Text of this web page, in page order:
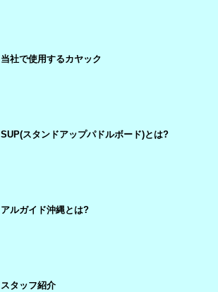
当社で使用するカヤック
SUP(スタンドアップパドルボード)とは?
アルガイド沖縄とは?
スタッフ紹介